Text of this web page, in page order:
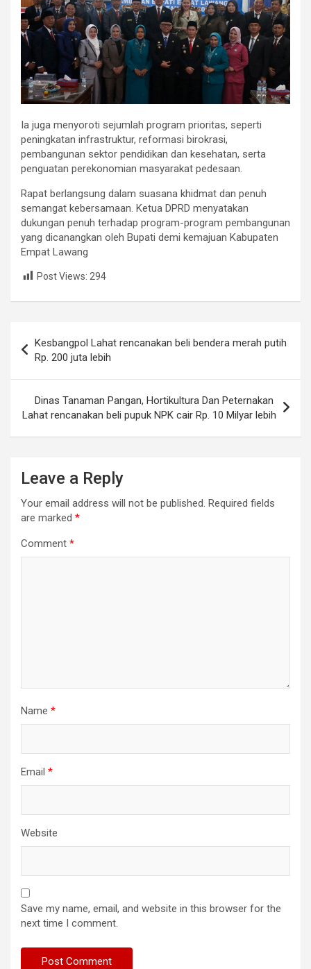
Ia juga menyoroti sejumlah program prioritas, seperti
peningkatan infrastruktur, reformasi birokrasi,
pembangunan sektor pendidikan dan kesehatan, serta
penguatan perekonomian masyarakat pedesaan.
Rapat berlangsung dalam suasana khidmat dan penuh
semangat kebersamaan. Ketua DPRD menyatakan
dukungan penuh terhadap program-program pembangunan
yang dicanangkan oleh Bupati demi kemajuan Kabupaten
Empat Lawang
Post Views: 294
navigation
Kesbangpol Lahat rencanakan beli bendera merah putih
Rp. 200 juta lebih
Dinas Tanaman Pangan, Hortikultura Dan Peternakan
Lahat rencanakan beli pupuk NPK cair Rp. 10 Milyar lebih
Leave a Reply
Your email address will not be published. Required fields
are marked *
Comment *
Name *
Email *
Website
Save my name, email, and website in this browser for the
next time I comment.